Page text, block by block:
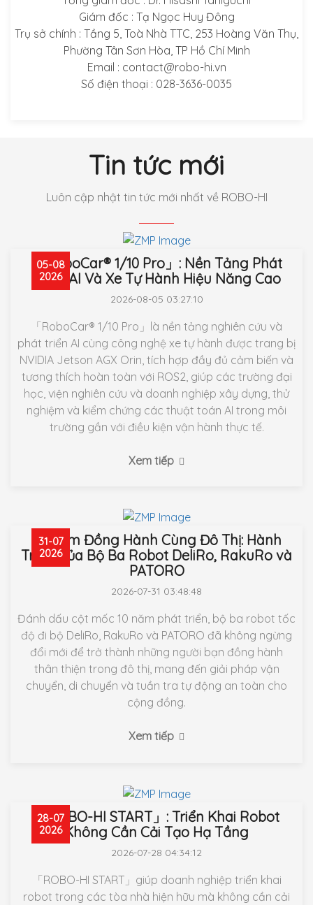
Giám đốc : Tạ Ngọc Huy Đông
Trụ sở chính : Tầng 5, Toà Nhà TTC, 253 Hoàng Văn Thụ,
Phường Tân Sơn Hòa, TP Hồ Chí Minh
Email : contact@robo-hi.vn
Số điện thoại : 028-3636-0035
Tin tức mới
Luôn cập nhật tin tức mới nhất về ROBO-HI
05-08
2026
「RoboCar® 1/10 Pro」: Nền Tảng Phát
Triển AI Và Xe Tự Hành Hiệu Năng Cao
2026-08-05 03:27:10
「RoboCar® 1/10 Pro」là nền tảng nghiên cứu và
phát triển AI cùng công nghệ xe tự hành được trang bị
NVIDIA Jetson AGX Orin, tích hợp đầy đủ cảm biến và
tương thích hoàn toàn với ROS2, giúp các trường đại
học, viện nghiên cứu và doanh nghiệp xây dựng, thử
nghiệm và kiểm chứng các thuật toán AI trong môi
trường gần với điều kiện vận hành thực tế.
Xem tiếp
31-07
2026
10 Năm Đồng Hành Cùng Đô Thị: Hành
Trình Của Bộ Ba Robot DeliRo, RakuRo và
PATORO
2026-07-31 03:48:48
Đánh dấu cột mốc 10 năm phát triển, bộ ba robot tốc
độ đi bộ DeliRo, RakuRo và PATORO đã không ngừng
đổi mới để trở thành những người bạn đồng hành
thân thiện trong đô thị, mang đến giải pháp vận
chuyển, di chuyển và tuần tra tự động an toàn cho
cộng đồng.
Xem tiếp
28-07
2026
「ROBO-HI START」: Triển Khai Robot
Không Cần Cải Tạo Hạ Tầng
2026-07-28 04:34:12
「ROBO-HI START」giúp doanh nghiệp triển khai
robot trong các tòa nhà hiện hữu mà không cần cải